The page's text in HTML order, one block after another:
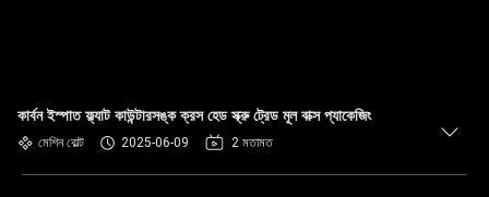
কার্বন ইস্পাত ফ্ল্যাট কাউন্টারসঙ্ক ক্রস হেড স্ক্রু ট্রেড মূল বাক্স প্যাকেজিং
মেশিন বোল্ট 2025-06-09 2 মতামত